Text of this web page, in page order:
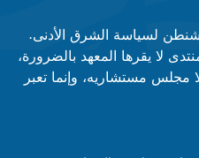
لسياسة الشرق الأدنى.
لا يقرها المعهد بالضرورة،
مجلس مستشاريه، وإنما تعبر